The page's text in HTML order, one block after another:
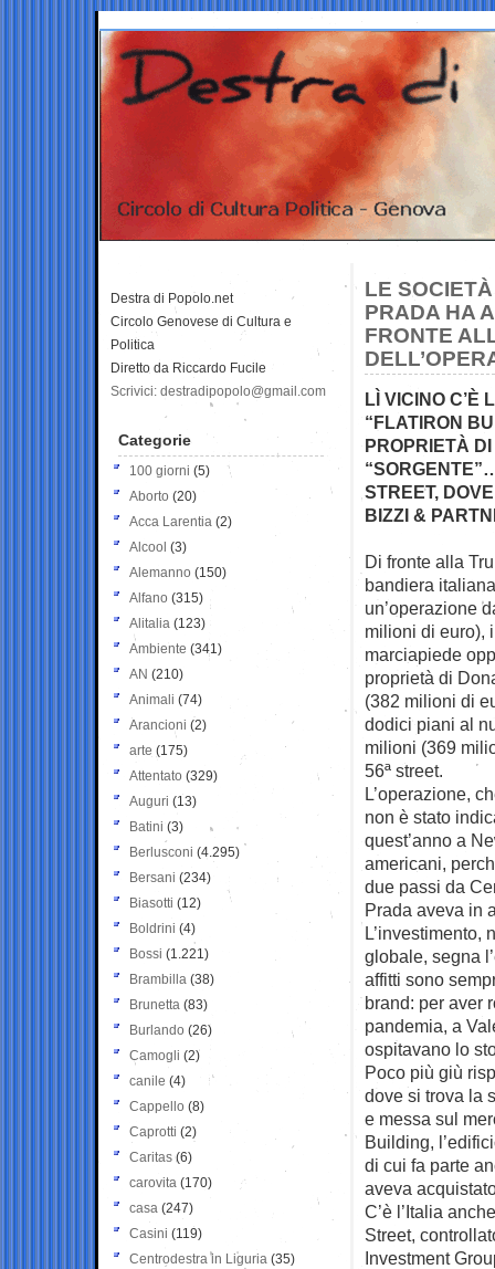
LE
PRADA HA
FRONTE
LÌ VICINO C’È
“FLATIRON
PROPRIETÀ
STREET,
BIZZI &
Di fronte alla
bandiera
un’operazione
milioni di euro),
marciapiede
proprietà di
(382 milioni di
dodici piani al
milioni (369
56ª street.
L’operazione,
non è stato
quest’anno a
americani,
due passi da
Prada aveva in
L’investimento,
globale, segna
affitti sono
brand: per aver
pandemia, a
ospitavano lo
Poco più giù
dove si trova la
e messa sul
Building,
di cui fa parte
aveva
C’è l’Italia
Street,
Investment
Destra di Popolo.net
Circolo Genovese di Cultura e
Politica
Diretto da Riccardo Fucile
Scrivici: destradipopolo@gmail.com
Categorie
100 giorni (5)
Aborto (20)
Acca Larentia (2)
Alcool (3)
Alemanno (150)
Alfano (315)
Alitalia (123)
Ambiente (341)
AN (210)
Animali (74)
Arancioni (2)
arte (175)
Attentato (329)
Auguri (13)
Batini (3)
Berlusconi (4.295)
Bersani (234)
Biasotti (12)
Boldrini (4)
Bossi (1.221)
Brambilla (38)
Brunetta (83)
Burlando (26)
Camogli (2)
canile (4)
Cappello (8)
Caprotti (2)
Caritas (6)
carovita (170)
casa (247)
Casini (119)
Centrodestra in Liguria (35)